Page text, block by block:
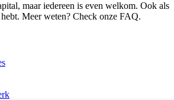
maar iedereen is even welkom. Ook als
Meer weten? Check onze FAQ.